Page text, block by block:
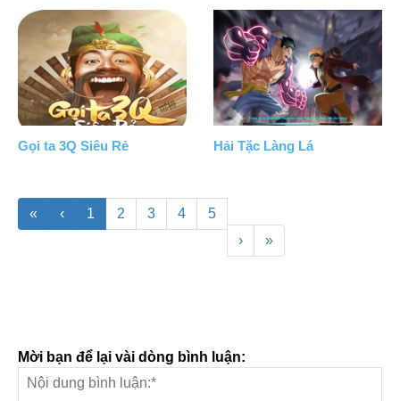
Gọi ta 3Q Siêu Rẻ Hải Tặc Làng Lá
« ‹ 1 2 3 4
5
›
»
Mời bạn để lại vài dòng bình luận: